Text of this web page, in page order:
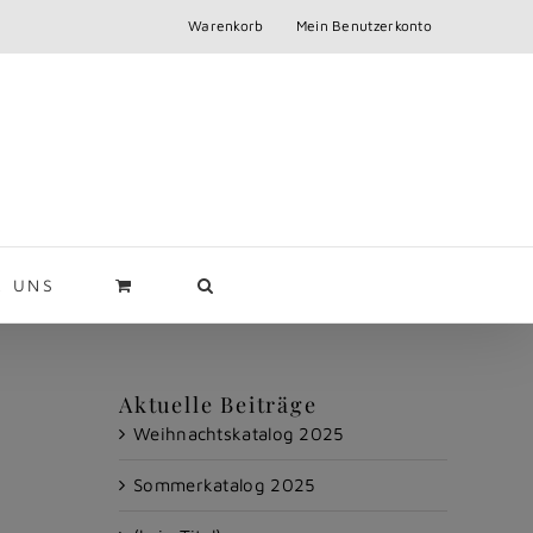
Warenkorb Mein Benutzerkonto
UNS
Aktuelle Beiträge
Weihnachtskatalog 2025
Sommerkatalog 2025